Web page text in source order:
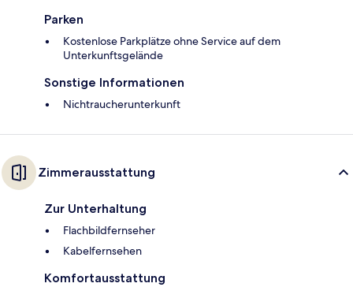
Parken
Kostenlose Parkplätze ohne Service auf dem
Unterkunftsgelände
Sonstige Informationen
Nichtraucherunterkunft
Zimmerausstattung
Zur Unterhaltung
Flachbildfernseher
Kabelfernsehen
Komfortausstattung